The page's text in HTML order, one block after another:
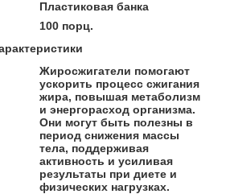
Пластиковая банка
100 порц.
Жиросжигатели помогают
ускорить процесс сжигания
жира, повышая метаболизм
и энергорасход организма.
Они могут быть полезны в
период снижения массы
тела, поддерживая
активность и усиливая
результаты при диете и
физических нагрузках.